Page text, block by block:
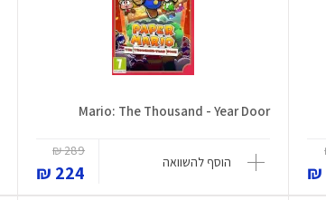
Mario: The Thousand - Year Door
הוסף להשוואה
289 ₪
224 ₪